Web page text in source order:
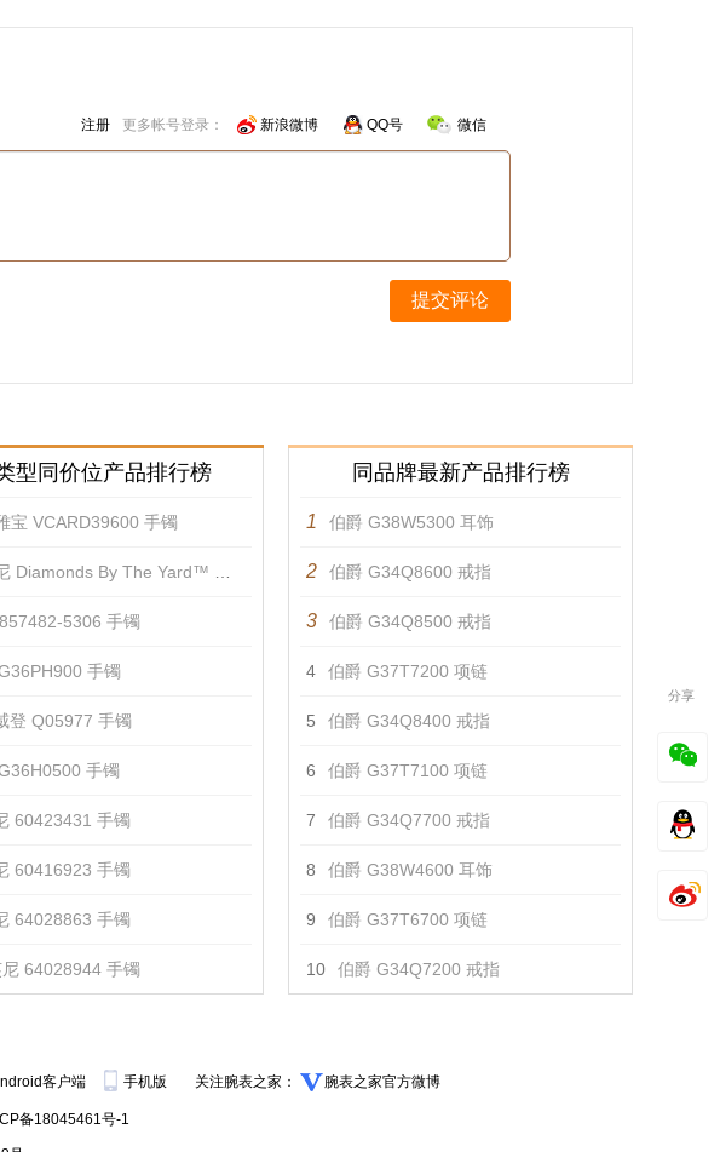
注册 更多帐号登录： 新浪微博 QQ号 微信
提交评论
型同价位产品排行榜
宝 VCARD39600 手镯
By The Yard™ 手链 手镯
5306 手镯
手镯
登 Q05977 手镯
手镯
60423431 手镯
60416923 手镯
64028863 手镯
64028944 手镯
同品牌最新产品排行榜
1 伯爵 G38W5300 耳饰
2 伯爵 G34Q8600 戒指
3 伯爵 G34Q8500 戒指
4 伯爵 G37T7200 项链
5 伯爵 G34Q8400 戒指
6 伯爵 G37T7100 项链
7 伯爵 G34Q7700 戒指
8 伯爵 G38W4600 耳饰
9 伯爵 G37T6700 项链
10 伯爵 G34Q7200 戒指
客户端 手机版 关注腕表之家： 腕表之家官方微博
备18045461号-1
分享